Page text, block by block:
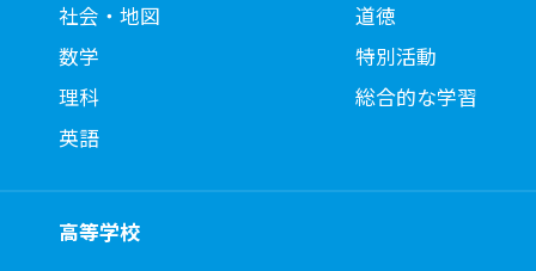
社会・地図
数学
理科
英語
道徳
特別活動
総合的な学習
高等学校